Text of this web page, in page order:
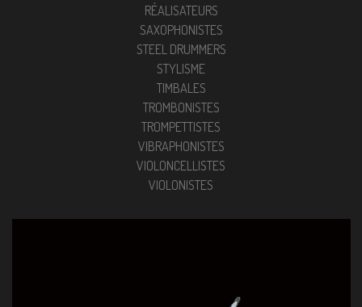
RÉALISATEURS
SAXOPHONISTES
STEEL DRUMMERS
STYLISME
TIMBALES
TROMBONISTES
TROMPETTISTES
VIBRAPHONISTES
VIOLONCELLISTES
VIOLONISTES